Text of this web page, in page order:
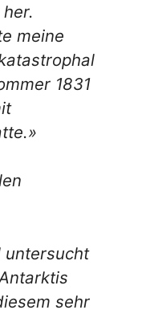
meine
1831
untersucht
sehr